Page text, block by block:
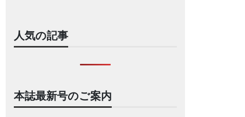
人気の記事
本誌最新号のご案内